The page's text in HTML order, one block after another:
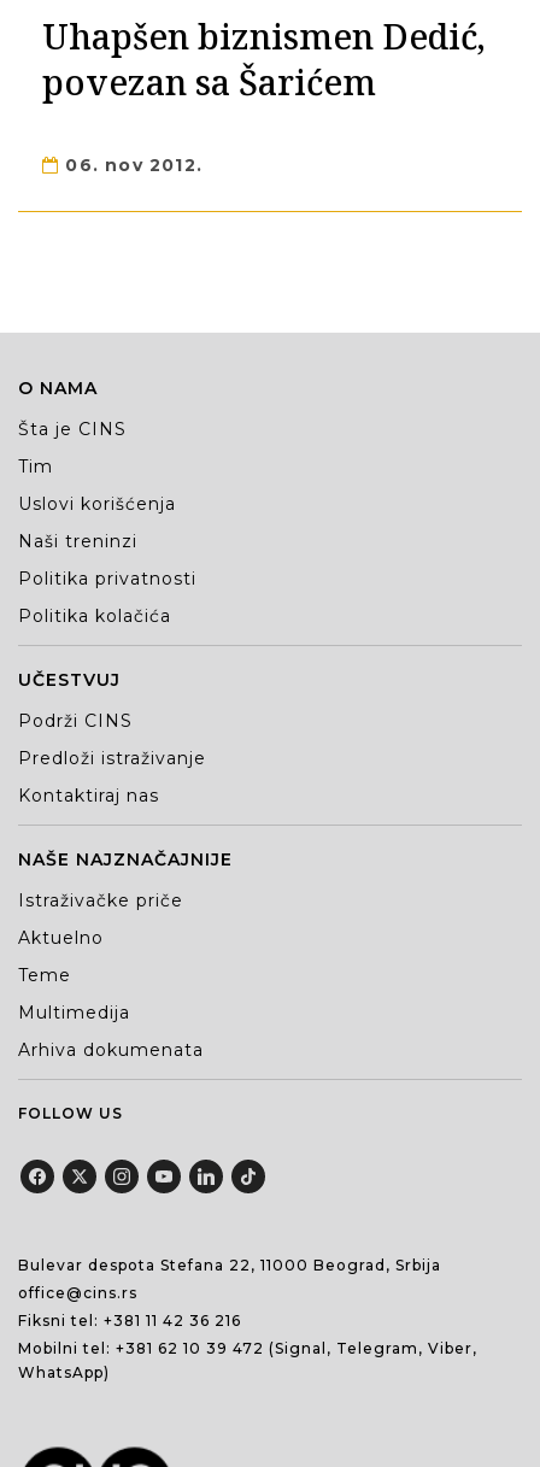
Uhapšen biznismen Dedić,
povezan sa Šarićem
06. nov 2012.
O NAMA
Šta je CINS
Tim
Uslovi korišćenja
Naši treninzi
Politika privatnosti
Politika kolačića
UČESTVUJ
Podrži CINS
Predloži istraživanje
Kontaktiraj nas
NAŠE NAJZNAČAJNIJE
Istraživačke priče
Aktuelno
Teme
Multimedija
Arhiva dokumenata
FOLLOW US
Bulevar despota Stefana 22, 11000 Beograd, Srbija
office@cins.rs
Fiksni tel: +381 11 42 36 216
Mobilni tel: +381 62 10 39 472 (Signal, Telegram, Viber,
WhatsApp)